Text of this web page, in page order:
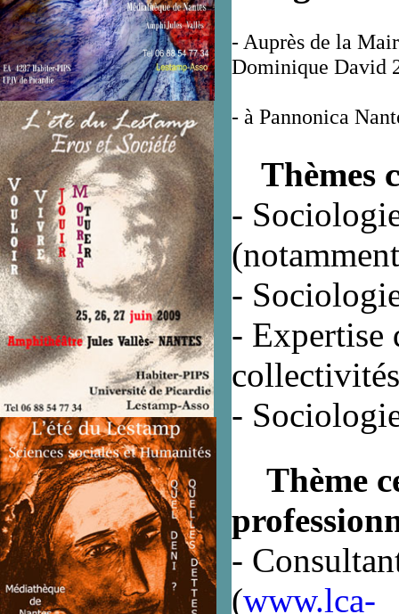
- Auprès de la
Dominique David
- à Pannonica
Thèmes
-
-
- Expertise
-
Thème
-
(www.lca-